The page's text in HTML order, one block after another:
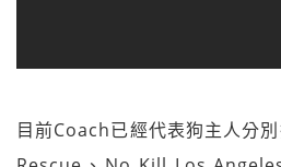
目前Coach已經代表狗主人分